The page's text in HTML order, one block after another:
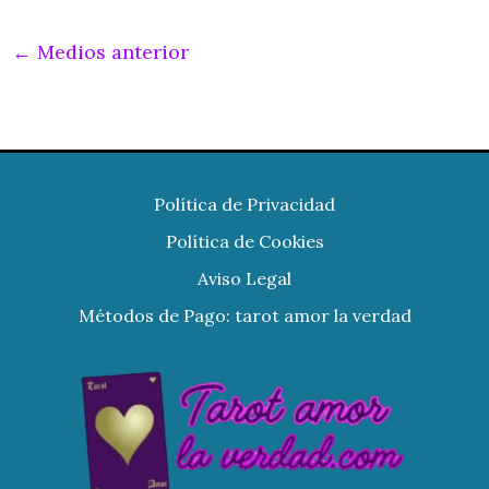
← Medios anterior
Política de Privacidad
Política de Cookies
Aviso Legal
Métodos de Pago: tarot amor la verdad